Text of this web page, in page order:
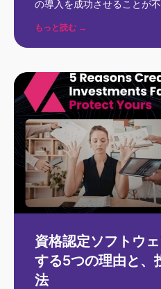
の導入を成功させることが
もっと読む →
資格認定ソフトウ
する5つの理由と、
法